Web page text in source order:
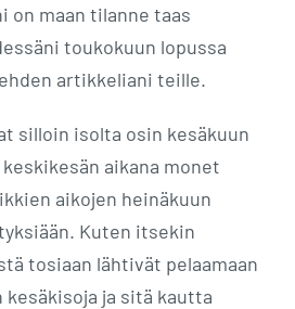
on maan tilanne taas
toukokuun lopussa
artikkeliani teille.
silloin isolta osin kesäkuun
aikana monet
aikojen heinäkuun
Kuten itsekin
tosiaan lähtivät pelaamaan
ja sitä kautta